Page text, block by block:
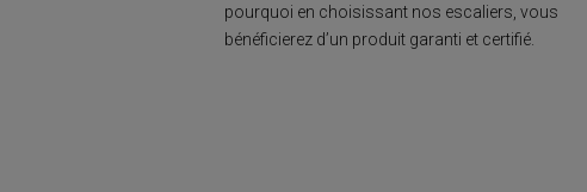
pourquoi en choisissant nos escaliers, vous
bénéficierez d’un produit garanti et certifié.
I cookie strettamente
dell'account. Il sito web non